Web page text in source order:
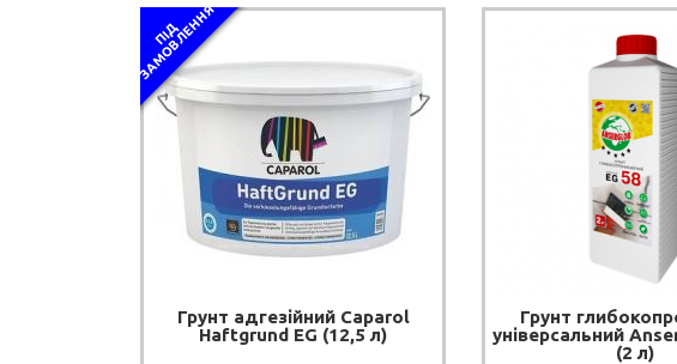
П
І
Д
З
А
М
О
В
Л
Е
Н
Н
Я
Грунт адгезійний Caparol
Haftgrund EG (12,5 л)
Грунт
універсальний
(2 л)